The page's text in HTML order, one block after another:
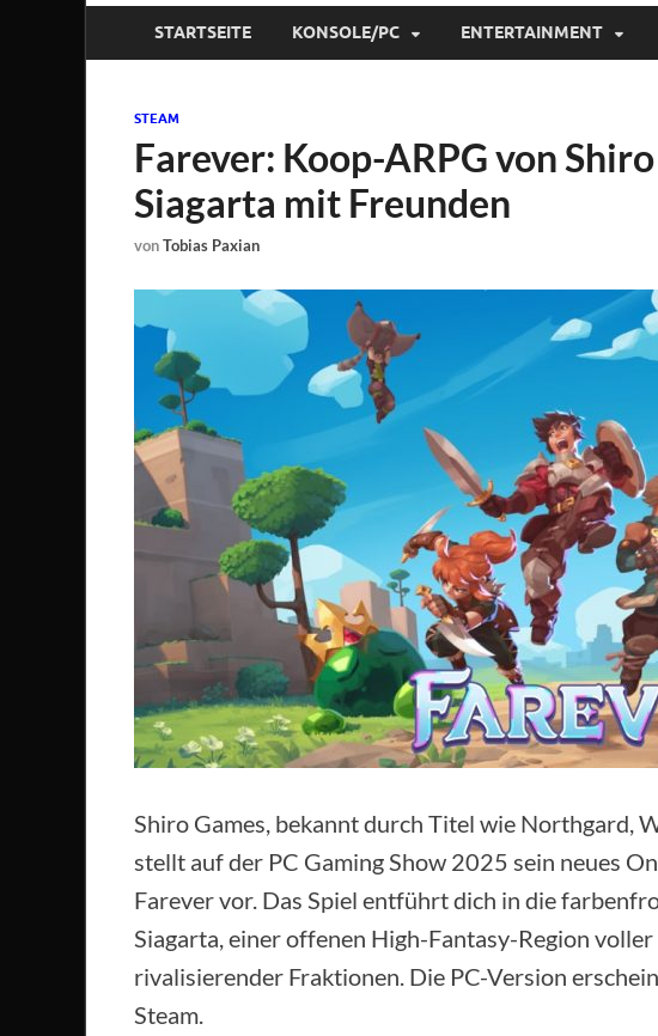
STARTSEITE KONSOLE/PC ENTERTAINMENT
STEAM
Farever: Koop-ARPG von
Siagarta mit Freunden
vonTobias Paxian
Shiro Games, bekannt durch Titel wie Northgard,
stellt auf der PC Gaming Show 2025 sein neues
Farever vor. Das Spiel entführt dich in die
Siagarta, einer offenen High-Fantasy-Region
rivalisierender Fraktionen. Die PC-Version
Steam.